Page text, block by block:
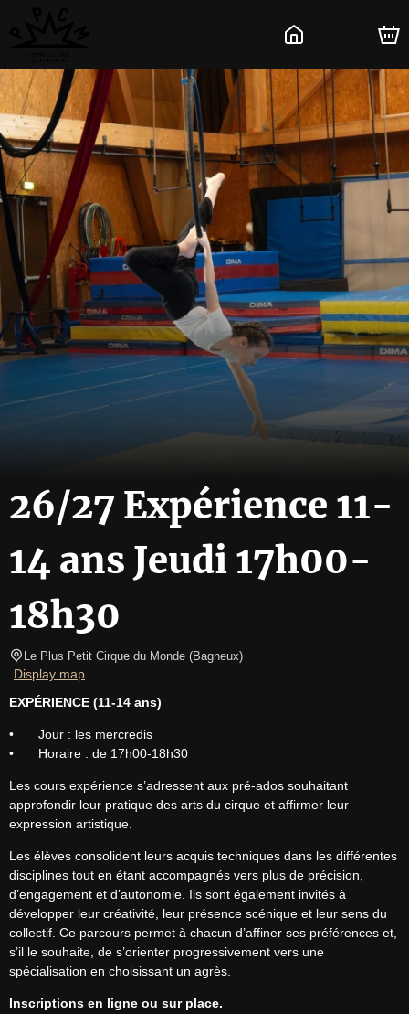
26/27 Expérience 11-
14 ans Jeudi 17h00-
18h30
Le Plus Petit Cirque du Monde (Bagneux)
Display map
EXPÉRIENCE (11-14 ans)
•	Jour : les mercredis
•	Horaire : de 17h00-18h30
Les cours expérience s’adressent aux pré-ados souhaitant
approfondir leur pratique des arts du cirque et affirmer leur
expression artistique.
Les élèves consolident leurs acquis techniques dans les différentes
disciplines tout en étant accompagnés vers plus de précision,
d’engagement et d’autonomie. Ils sont également invités à
développer leur créativité, leur présence scénique et leur sens du
collectif. Ce parcours permet à chacun d’affiner ses préférences et,
s’il le souhaite, de s’orienter progressivement vers une
spécialisation en choisissant un agrès.
Inscriptions en ligne ou sur place.